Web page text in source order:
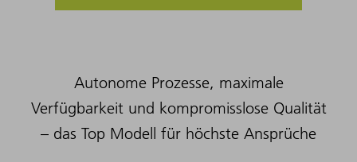
Autonome Prozesse, maximale
Verfügbarkeit und kompromisslose Qualität
– das Top Modell für höchste Ansprüche